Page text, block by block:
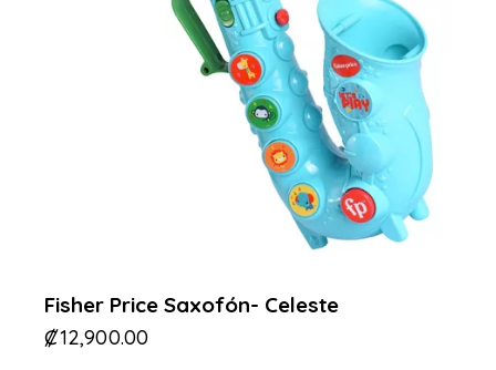
Fisher Price Saxofón- Celeste
₡12,900.00